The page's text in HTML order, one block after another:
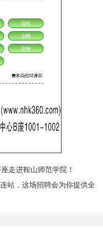
走进鞍山师范学院！
站，这场招聘会为你提供全